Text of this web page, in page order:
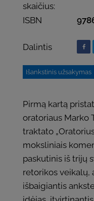
skaičius:
ISBN
Dalintis
Išankstinis užsakymas
Pirmą kartą
oratoriaus Marko
traktato
moksliniais
paskutinis iš trijų
retorikos veikalų,
išbaigiantis